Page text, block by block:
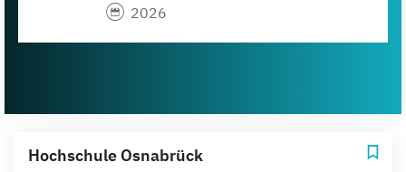
2026
Hochschule Osnabrück